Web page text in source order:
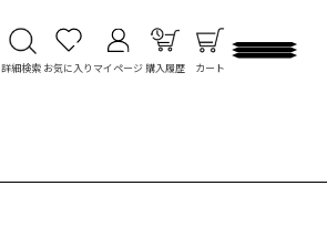
詳細検索 お気に入り マイページ 購入履歴 カート